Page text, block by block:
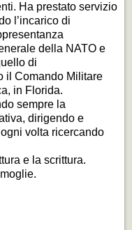
Ha prestato servizio
l’incarico di
della NATO e
di
il Comando Militare
in Florida.
sempre la
dirigendo e
volta ricercando
e la scrittura.